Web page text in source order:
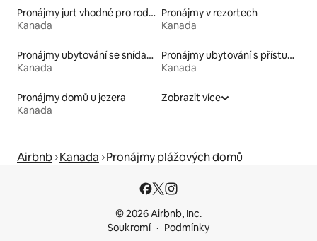
Pronájmy jurt vhodné pro rodiny s dětmi
Kanada
Pronájmy v rezortech
Kanada
Pronájmy ubytování se snídaní
Kanada
Pronájmy ubytování s přístupem na pláž
Kanada
Pronájmy domů u jezera
Kanada
Zobrazit více
Airbnb Kanada Pronájmy plážových domů
© 2026 Airbnb, Inc.
Soukromí
Podmínky